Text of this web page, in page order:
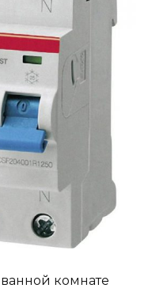
комнате